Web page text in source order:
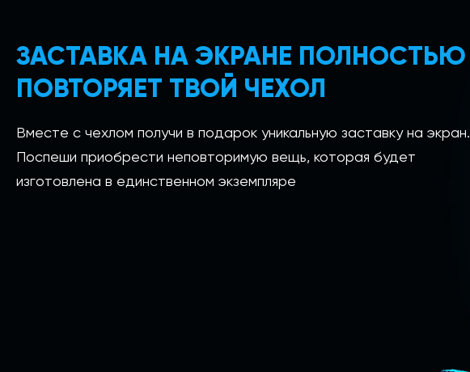
ЗАСТАВКА НА ЭКРАНЕ ПОЛНОСТЬЮ
ПОВТОРЯЕТ ТВОЙ ЧЕХОЛ
Вместе с чехлом получи в подарок уникальную заставку на экран.
Поспеши приобрести неповторимую вещь, которая будет
изготовлена в единственном экземпляре